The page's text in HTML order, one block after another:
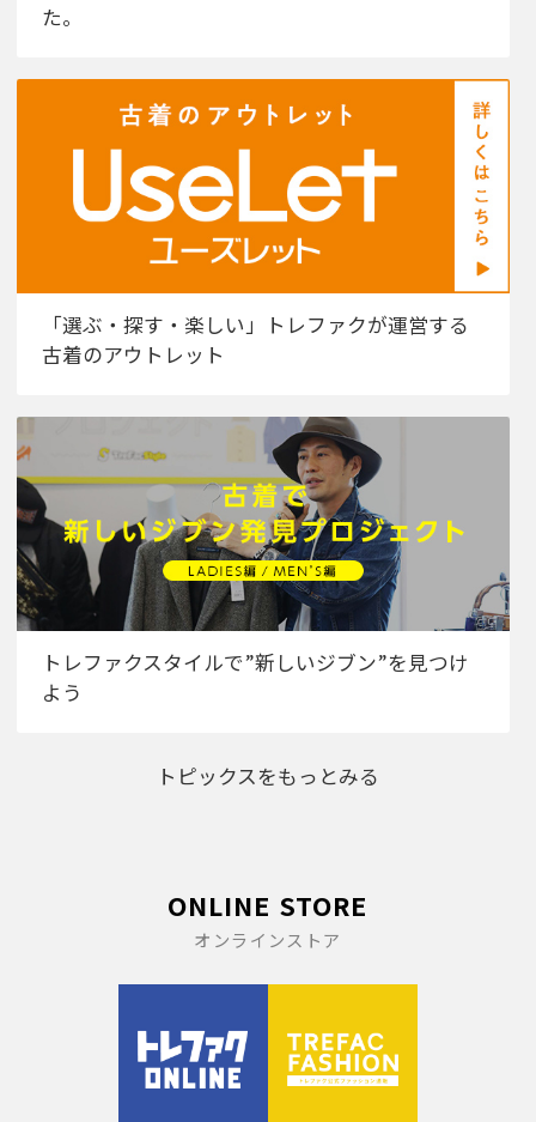
た。
「選ぶ・探す・楽しい」トレファクが運営する
古着のアウトレット
トレファクスタイルで”新しいジブン”を見つけ
よう
トピックスをもっとみる
ONLINE STORE
オンラインストア